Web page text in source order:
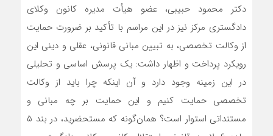
دکتر محمود حبیبی، عضو هیأت مدیره کانون وکلای
دادگستری مرکز نیز در این مراسم با تأکید بر ضرورت حمایت
از وکالت تخصصی، به تبیین مبانی قانونی، عقلی و دینی این
رویکرد پرداخت و اظهار داشت: یک پرسش اساسی و تحلیلی
در این زمینه وجود دارد و آن اینکه چرا باید از وکالت
تخصصی حمایت کنیم و این حمایت بر چه مبانی و
مستنداتی استوار است؟ همان‌گونه که مستحضرید، در بند ۵